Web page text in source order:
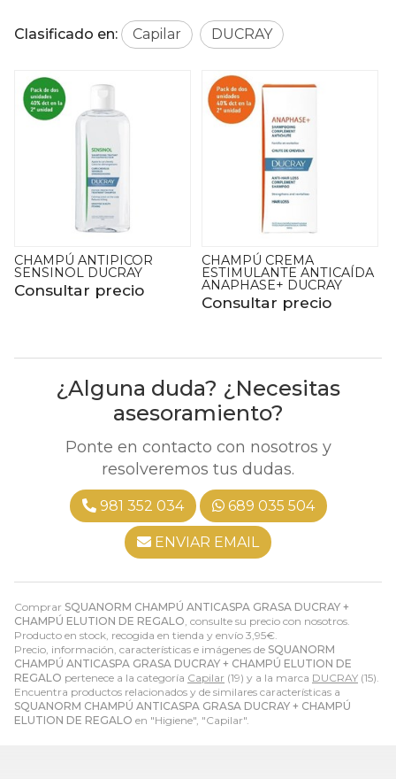
Comprar SQUANORM CHAMPÚ ANTICASPA GRASA DUCRAY +
CHAMPÚ ELUTION DE REGALO , consulte su precio con nosotros.
Producto en stock, recogida en tienda y envío 3,95€
Precio, información, características e imágenes de SQUANORM
CHAMPÚ ANTICASPA GRASA DUCRAY + CHAMPÚ ELUTION DE
REGALO pertenece a la categoría Capilar (19) y a la marca DUCRAY (15).
Encuentra productos relacionados y de similares características a
SQUANORM CHAMPÚ ANTICASPA GRASA DUCRAY + CHAMPÚ
ELUTION DE REGALO en "Higiene", "Capilar".
Clasificado en: Capilar DUCRAY
CHAMPÚ CREMA
ESTIMULANTE ANTICAÍDA
ANAPHASE+ DUCRAY
Consultar precio
CHAMPÚ CREMA
SEBOABSORBENTE
ARGEAL
Consultar precio
¿Alguna duda? ¿Necesitas
asesoramiento?
Ponte en contacto con nosotros y
resolveremos tus dudas.
981 352 034 689 035 504
ENVIAR EMAIL